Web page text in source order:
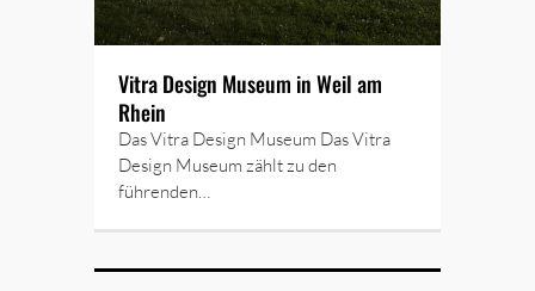
Vitra Design Museum in Weil am
Rhein
Das Vitra Design Museum Das Vitra
Design Museum zählt zu den
führenden…